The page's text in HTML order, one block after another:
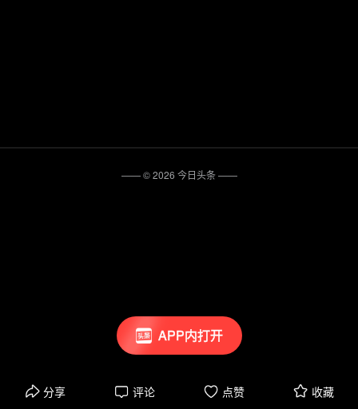
APP内打开
分享 评论 点赞 收藏
—— ©2026 今日头条——